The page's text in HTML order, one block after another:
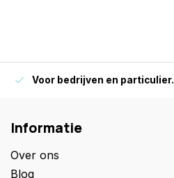
Voor bedrijven en particulier.
Informatie
Over ons
Blog